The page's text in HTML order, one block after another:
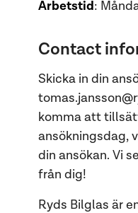
Arbetstid:
Contact
Skicka in din
komma att
ansökningsdag,
din ansökan. Vi
från dig!
Ryds Bilglas är